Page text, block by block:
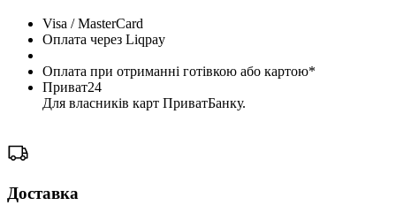
Visa / MasterCard
Оплата через Liqpay
Оплата при отриманні готівкою або картою*
Приват24
Для власників карт ПриватБанку.
Доставка